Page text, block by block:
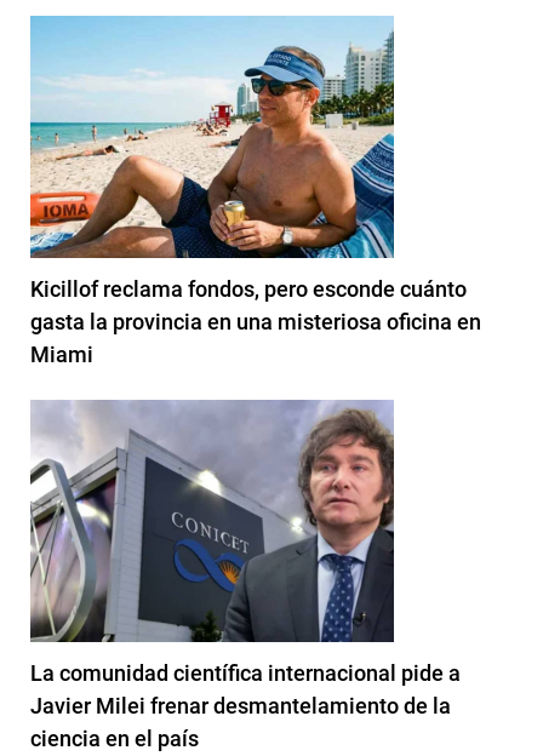
Kicillof reclama fondos, pero esconde cuánto
gasta la provincia en una misteriosa oficina en
Miami
La comunidad científica internacional pide a
Javier Milei frenar desmantelamiento de la
ciencia en el país